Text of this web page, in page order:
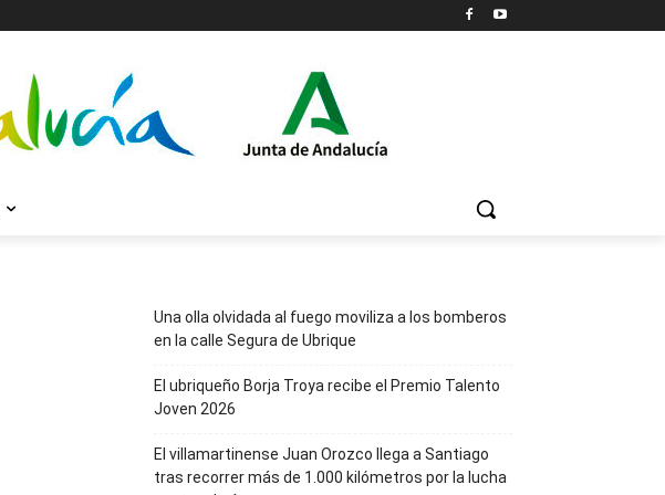
Una olla olvidada al fuego moviliza a los bomberos
en la calle Segura de Ubrique
El ubriqueño Borja Troya recibe el Premio Talento
Joven 2026
El villamartinense Juan Orozco llega a Santiago
tras recorrer más de 1.000 kilómetros por la lucha